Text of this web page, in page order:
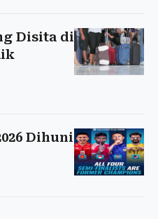
Disita di
Dihuni